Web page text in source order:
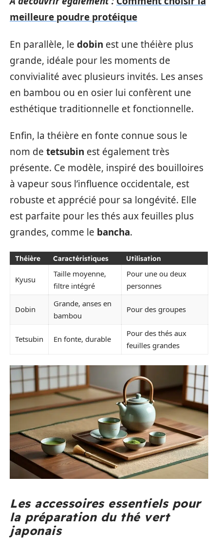
meilleure poudre protéique
En parallèle, le dobin est une théière plus
grande, idéale pour les moments de
convivialité avec plusieurs invités. Les anses
en bambou ou en osier lui confèrent une
esthétique traditionnelle et fonctionnelle.
Enfin, la théière en fonte connue sous le
nom de tetsubin est également très
présente. Ce modèle, inspiré des bouilloires
à vapeur sous l’influence occidentale, est
robuste et apprécié pour sa longévité. Elle
est parfaite pour les thés aux feuilles plus
grandes, comme le bancha.
Théière Caractéristiques Utilisation
Kyusu
Taille moyenne,
filtre intégré
Pour une ou deux
personnes
Dobin
Grande, anses en
bambou
Pour des groupes
Tetsubin En fonte, durable
Pour des thés aux
feuilles grandes
Les accessoires essentiels pour
la préparation du thé vert
japonais